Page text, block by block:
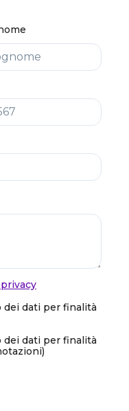
dati per finalità
dati per finalità